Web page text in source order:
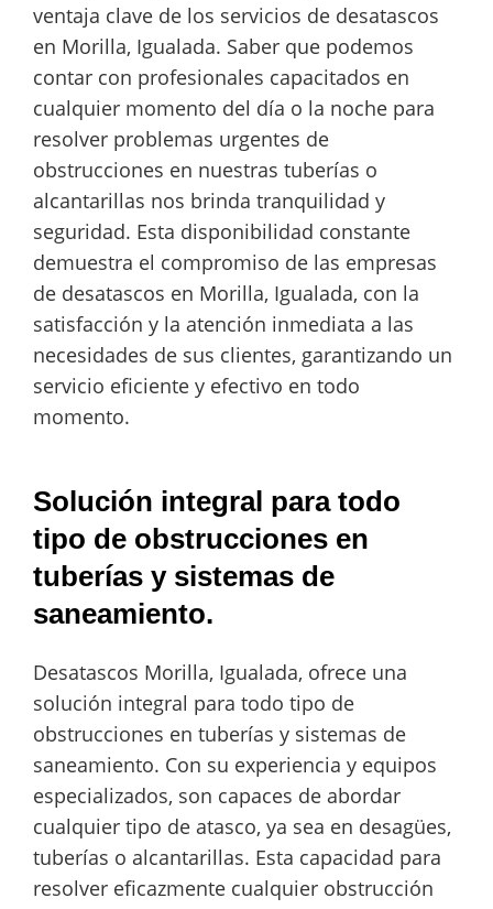
ventaja clave de los servicios de desatascos
en Morilla, Igualada. Saber que podemos
contar con profesionales capacitados en
cualquier momento del día o la noche para
resolver problemas urgentes de
obstrucciones en nuestras tuberías o
alcantarillas nos brinda tranquilidad y
seguridad. Esta disponibilidad constante
demuestra el compromiso de las empresas
de desatascos en Morilla, Igualada, con la
satisfacción y la atención inmediata a las
necesidades de sus clientes, garantizando un
servicio eficiente y efectivo en todo
momento.
Solución integral para todo
tipo de obstrucciones en
tuberías y sistemas de
saneamiento.
Desatascos Morilla, Igualada, ofrece una
solución integral para todo tipo de
obstrucciones en tuberías y sistemas de
saneamiento. Con su experiencia y equipos
especializados, son capaces de abordar
cualquier tipo de atasco, ya sea en desagües,
tuberías o alcantarillas. Esta capacidad para
resolver eficazmente cualquier obstrucción